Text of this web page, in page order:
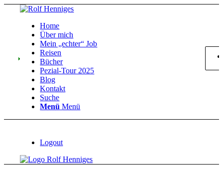
Home
Über mich
Mein „echter“ Job
Reisen
Bücher
Pezial-Tour 2025
Blog
Kontakt
Suche
Menü Menü
Logout